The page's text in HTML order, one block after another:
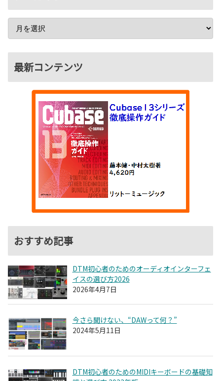
最新コンテンツ
おすすめ記事
DTM初心者のためのオーディオインターフェ
イスの選び方2026
2026年4月7日
今さら聞けない、“DAWって何？”
2024年5月11日
DTM初心者のためのMIDIキーボードの基礎知